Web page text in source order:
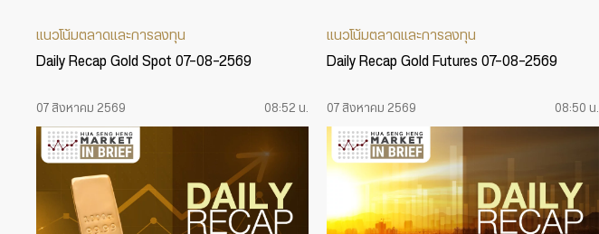
แนวโน้มตลาดและการลงทุน
Daily Recap Gold Spot 07-08-2569
07 สิงหาคม 2569 08:52 น.
แนวโน้มตลาดและการลงทุน
Daily Recap Gold Futures 07-08-2569
07 สิงหาคม 2569 08:50 น.